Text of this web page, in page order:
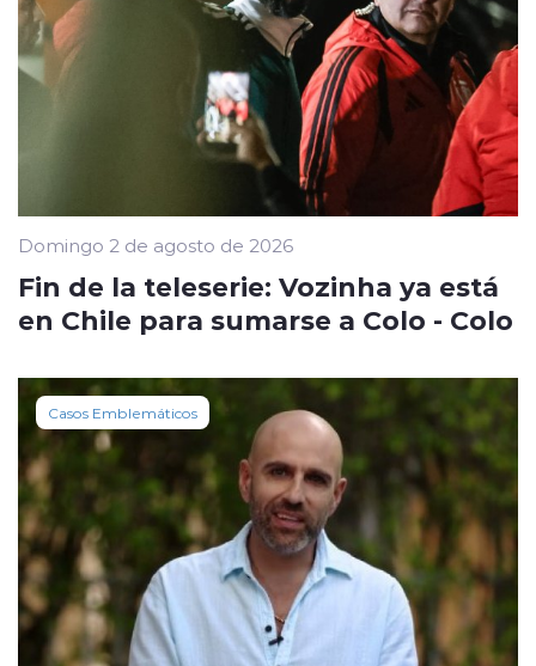
Domingo 2 de agosto de 2026
Fin de la teleserie: Vozinha ya está
en Chile para sumarse a Colo - Colo
Casos Emblemáticos